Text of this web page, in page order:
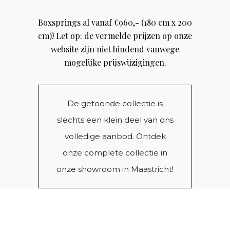
Boxsprings al vanaf €960,- (180 cm x 200
cm)! Let op: de vermelde prijzen op onze
website zijn niet bindend vanwege
mogelijke prijswijzigingen.
De getoonde collectie is
slechts een klein deel van ons
volledige aanbod. Ontdek
onze complete collectie in
onze showroom in Maastricht!